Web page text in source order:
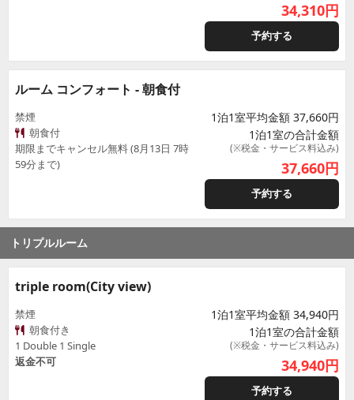
34,310円
予約する
ルーム コンフォート - 朝食付
禁煙
朝食付
期限までキャンセル無料 (8月13日 7時
59分まで)
1泊1室平均金額 37,660円
1泊1室の合計金額
(※税金・サービス料込み)
37,660円
予約する
トリプルルーム
triple room(City view)
禁煙
朝食付き
1 Double 1 Single
返金不可
1泊1室平均金額 34,940円
1泊1室の合計金額
(※税金・サービス料込み)
34,940円
予約する